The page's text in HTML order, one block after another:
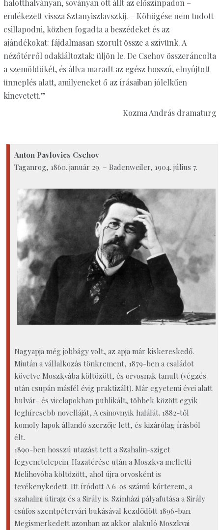
halotthalványan, soványan ott állt az előszínpadon –
emlékezett vissza Sztanyiszlavszkij. – Köhögése nem tudott
csillapodni, közben fogadta a beszédeket és az
ajándékokat: fájdalmasan szorult össze a szívünk. A
nézőtérről odakiáltoztak: üljön le. De Csehov összeráncolta
a szemöldökét, és állva maradt az egész hosszú, elnyújtott
ünneplés alatt, amilyeneket ő az írásaiban jólelkűen
kinevetett.”
Kozma András dramaturg
Anton Pavlovics Csehov
Taganrog, 1860. január 29. – Badenweiler, 1904. július 7.
Nagyapja még jobbágy volt, az apja már kiskereskedő.
Miután a vállalkozás tönkrement, 1879-ben a családot
követve Moszkvába költözött, és orvosnak tanult (végzés
után csupán másfél évig praktizált). Már egyetemi évei alatt
bulvár- és vicclapokban publikált, többek között egyik
leghíresebb novelláját, A csinovnyik halálát. 1882-től
komoly lapok állandó szerzője lett, és kizárólag írásból
élt.
1890-ben hosszú utazást tett a Szahalin-sziget
fegyenctelepein. Hazatérése után a Moszkva melletti
Melihovóba költözött, ahol újra orvosként is
tevékenykedett. Itt íródott A 6-os számú kórterem, a
szahalini útirajz és a Sirály is. Színházi pályafutása a Sirály
csúfos szentpétervári bukásával kezdődött 1896-ban.
Megismerkedett azonban az akkor alakuló Moszkvai